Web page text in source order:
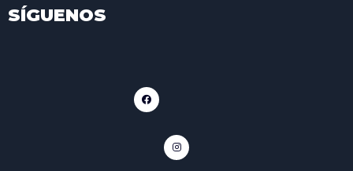
SÍGUENOS